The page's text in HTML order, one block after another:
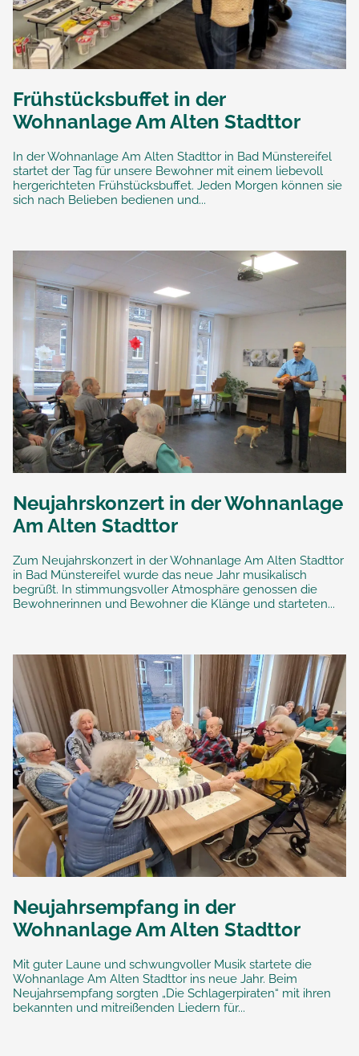
Frühstücksbuffet in der
Wohnanlage Am Alten Stadttor
In der Wohnanlage Am Alten Stadttor in Bad Münstereifel
startet der Tag für unsere Bewohner mit einem liebevoll
hergerichteten Frühstücksbuffet. Jeden Morgen können sie
sich nach Belieben bedienen und...
Neujahrskonzert in der Wohnanlage
Am Alten Stadttor
Zum Neujahrskonzert in der Wohnanlage Am Alten Stadttor
in Bad Münstereifel wurde das neue Jahr musikalisch
begrüßt. In stimmungsvoller Atmosphäre genossen die
Bewohnerinnen und Bewohner die Klänge und starteten...
Neujahrsempfang in der
Wohnanlage Am Alten Stadttor
Mit guter Laune und schwungvoller Musik startete die
Wohnanlage Am Alten Stadttor ins neue Jahr. Beim
Neujahrsempfang sorgten „Die Schlagerpiraten“ mit ihren
bekannten und mitreißenden Liedern für...